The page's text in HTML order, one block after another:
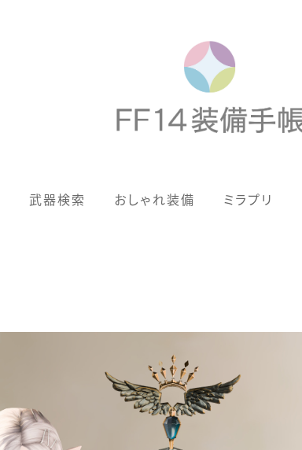
武器検索 おしゃれ装備 ミラプリ
男女別デザイン
ゴーグル